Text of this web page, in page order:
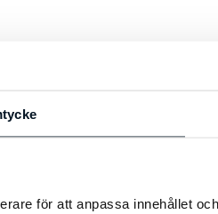
för att anpassa innehållet